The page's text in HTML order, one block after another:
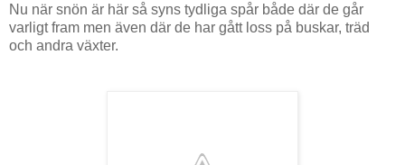
Nu när snön är här så syns tydliga spår både där de går
varligt fram men även där de har gått loss på buskar, träd
och andra växter.